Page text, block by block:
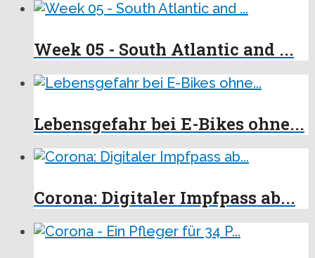
Week 05 - South Atlantic and ...
Lebensgefahr bei E-Bikes ohne...
Corona: Digitaler Impfpass ab...